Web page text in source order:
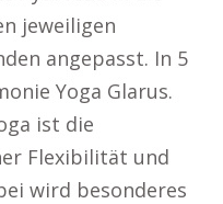
jeweiligen
angepasst. In 5
Yoga Glarus.
ist die
Flexibilität und
wird besonderes